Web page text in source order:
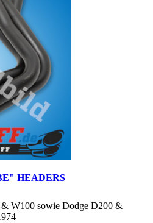
HEADERS
W100 sowie Dodge D200 &